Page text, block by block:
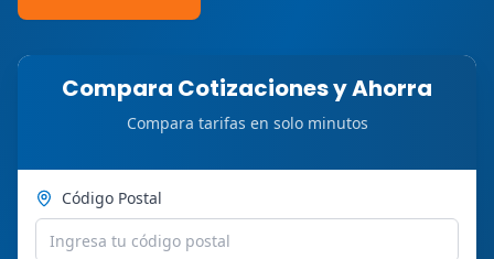
Compara Cotizaciones y Ahorra
Compara tarifas en solo minutos
Código Postal